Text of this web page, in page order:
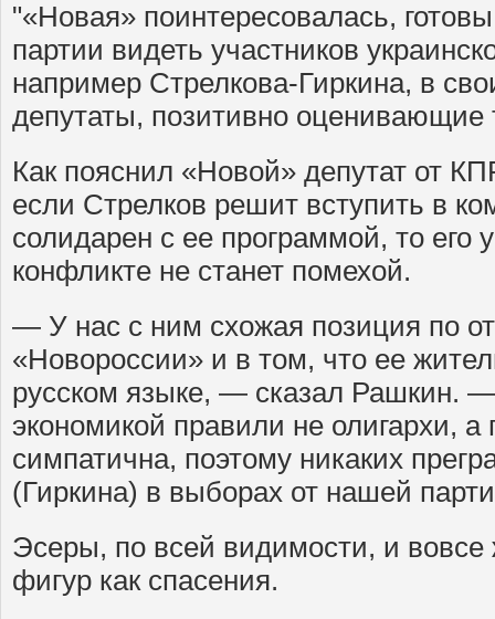
"«Новая» поинтересовалась,
партии видеть участников
например Стрелкова-Гиркина, в
депутаты, позитивно оценивающие
Как пояснил «Новой» депутат от
если Стрелков решит вступить в
солидарен с ее программой, то его
конфликте не станет помехой.
— У нас с ним схожая позиция по
«Новороссии» и в том, что ее
русском языке, — сказал Рашкин.
экономикой правили не олигархи,
симпатична, поэтому никаких
(Гиркина) в выборах от нашей
Эсеры, по всей видимости, и вовсе
фигур как спасения.